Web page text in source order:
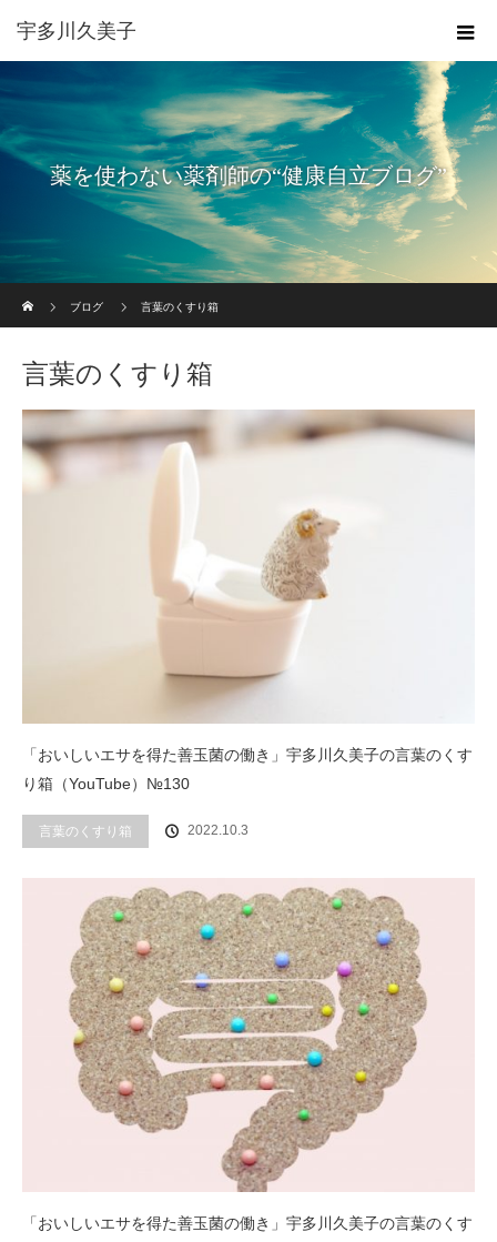
宇多川久美子
薬を使わない薬剤師の“健康自立ブログ”
ブログ
言葉のくすり箱
言葉のくすり箱
「おいしいエサを得た善玉菌の働き」宇多川久美子の言葉のくす
り箱（YouTube）№130
言葉のくすり箱 2022.10.3
「おいしいエサを得た善玉菌の働き」宇多川久美子の言葉のくす